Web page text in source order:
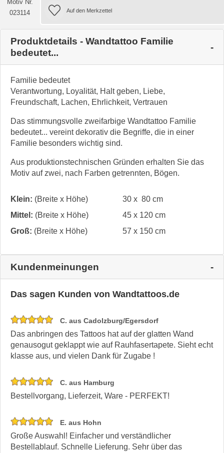
Motiv Nr.
023114
Produktdetails - Wandtattoo Familie
bedeutet...
Familie bedeutet
Verantwortung, Loyalität, Halt geben, Liebe,
Freundschaft, Lachen, Ehrlichkeit, Vertrauen
Das stimmungsvolle zweifarbige Wandtattoo Familie
bedeutet... vereint dekorativ die Begriffe, die in einer
Familie besonders wichtig sind.
Aus produktionstechnischen Gründen erhalten Sie das
Motiv auf zwei, nach Farben getrennten, Bögen.
Klein: (Breite x Höhe)
30 x 80 cm
Mittel: (Breite x Höhe)
45 x 120 cm
Groß: (Breite x Höhe) 57 x 150 cm
Kundenmeinungen
Das sagen Kunden von Wandtattoos.de
C. aus Cadolzburg/Egersdorf
Das anbringen des Tattoos hat auf der glatten Wand
genausogut geklappt wie auf Rauhfasertapete. Sieht echt
klasse aus, und vielen Dank für Zugabe !
C. aus Hamburg
Bestellvorgang, Lieferzeit, Ware - PERFEKT!
E. aus Hohn
Große Auswahl! Einfacher und verständlicher
Bestellablauf. Schnelle Lieferung. Sehr über das